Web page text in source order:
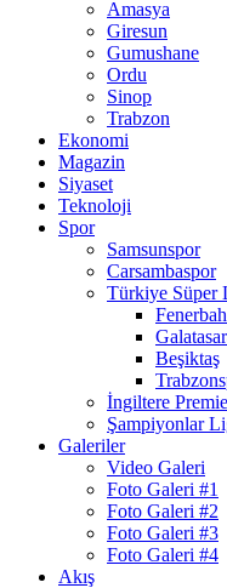
Amasya
Giresun
Gumushane
Ordu
Sinop
Trabzon
Ekonomi
Magazin
Siyaset
Teknoloji
Spor
Samsunspor
Carsambaspor
Türkiye Süper
Beşiktaş
İngiltere
Şampiyonlar
Galeriler
Video Galeri
Foto Galeri #1
Foto Galeri #2
Foto Galeri #3
Foto Galeri #4
Akış